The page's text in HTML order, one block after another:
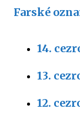
Farské
14.
13.
12.